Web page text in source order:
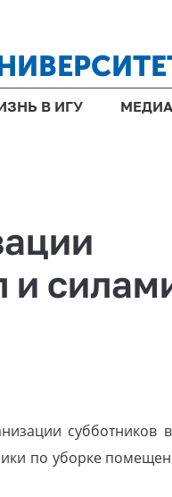
В ИГУ МЕДИА
и
субботников
по уборке